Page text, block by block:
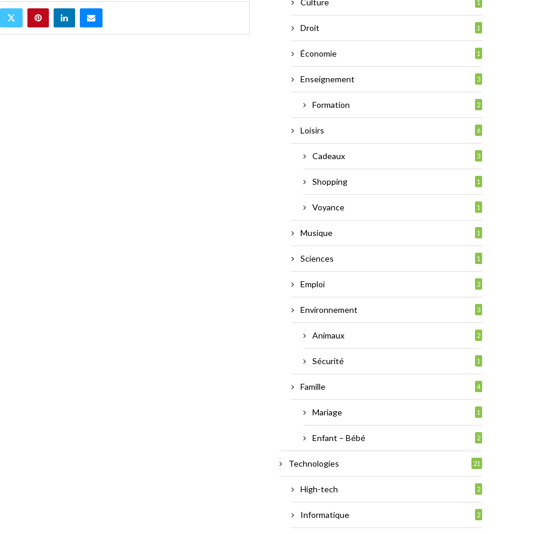
Culture 1
Droit 1
Économie 1
Enseignement 3
Formation 2
Loisirs 6
Cadeaux 3
Shopping 1
Voyance 1
Musique 1
Sciences 1
Emploi 2
Environnement 3
Animaux 2
Sécurité 1
Famille 4
Mariage 1
Enfant – Bébé 2
Technologies 21
High-tech 2
Informatique 2